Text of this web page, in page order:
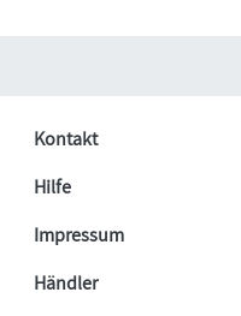
Kontakt
Hilfe
Impressum
Händler